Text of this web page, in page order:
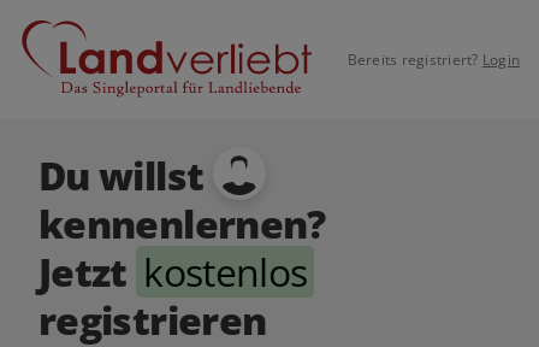
Bereits registriert? Login
Du willst
kennenlernen?
Jetzt kostenlos
registrieren